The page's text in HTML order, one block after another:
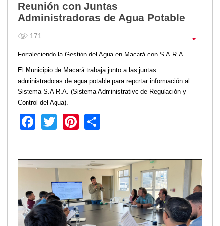
Reunión con Juntas
Administradoras de Agua Potable
171
Fortaleciendo la Gestión del Agua en Macará con S.A.R.A.
El Municipio de Macará trabaja junto a las juntas
administradoras de agua potable para reportar información al
Sistema S.A.R.A. (Sistema Administrativo de Regulación y
Control del Agua).
Facebook
TwitterPinterest
GAD Macará
Empresa Pública de Vivienda
P.D.L - P.D.O.T.
GACETA TRIBUTARIA
Ordenanzas/Resoluciones
Convenios
Cumplimiento LOTAIP
Concurso de Méritos
Concursos 2016
Consulta Pago de Impuesto
Mail